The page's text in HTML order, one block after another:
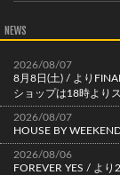
NEWS
2026/08/07
8月8日(土) / より
ショップは18時より
2026/08/07
HOUSE BY
2026/08/06
FOREVER YES / よ